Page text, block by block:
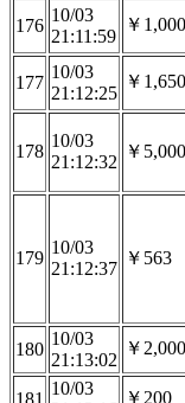
176
10/03
21:11:59
￥1,000
177
10/03
21:12:25
￥1,650
178
10/03
21:12:32
￥5,000
179
10/03
21:12:37
￥563
180
10/03
21:13:02
￥2,000
181
10/03
￥200